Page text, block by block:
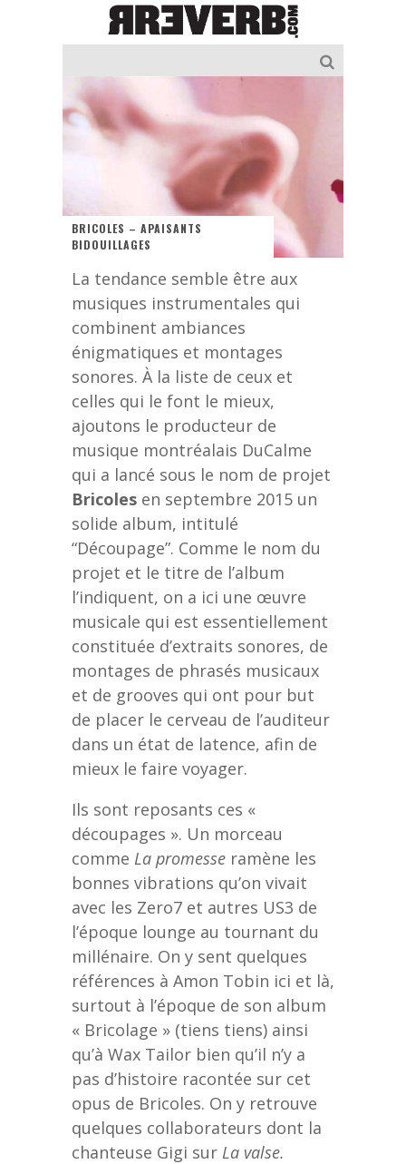
BRICOLES – APAISANTS
BIDOUILLAGES
La tendance semble être aux
musiques instrumentales qui
combinent ambiances
énigmatiques et montages
sonores. À la liste de ceux et
celles qui le font le mieux,
ajoutons le producteur de
musique montréalais DuCalme
qui a lancé sous le nom de projet
Bricoles en septembre 2015 un
solide album, intitulé
“Découpage”. Comme le nom du
projet et le titre de l’album
l’indiquent, on a ici une œuvre
musicale qui est essentiellement
constituée d’extraits sonores, de
montages de phrasés musicaux
et de grooves qui ont pour but
de placer le cerveau de l’auditeur
dans un état de latence, afin de
mieux le faire voyager.
Ils sont reposants ces «
découpages ». Un morceau
comme La promesse ramène les
bonnes vibrations qu’on vivait
avec les Zero7 et autres US3 de
l’époque lounge au tournant du
millénaire. On y sent quelques
références à Amon Tobin ici et là,
surtout à l’époque de son album
« Bricolage » (tiens tiens) ainsi
qu’à Wax Tailor bien qu’il n’y a
pas d’histoire racontée sur cet
opus de Bricoles. On y retrouve
quelques collaborateurs dont la
chanteuse Gigi sur La valse.